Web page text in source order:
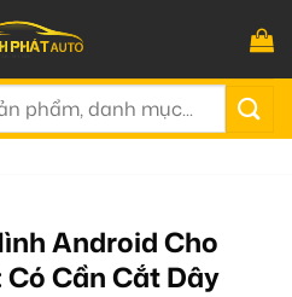
Android Cho
Cần Cắt Dây